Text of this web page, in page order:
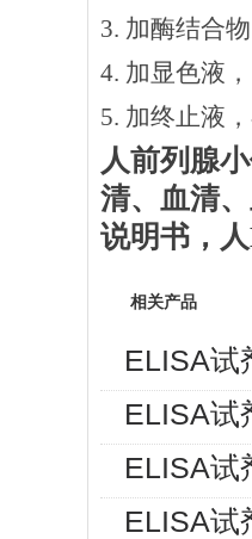
3. 加酶结合
4. 加显色液
5. 加终止液
人前列腺
清、血清
说明书 ，
相关产品
ELISA试
ELISA试
ELISA试
ELISA试